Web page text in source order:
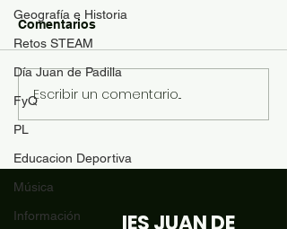
Geografía e Historia
Retos STEAM
Día Juan de Padilla
FyQ
PL
Educacion Deportiva
Música
Información
Revista "El Comunero"
nº31-2026
Comentarios
Escribir un comentario...
IES JUAN DE